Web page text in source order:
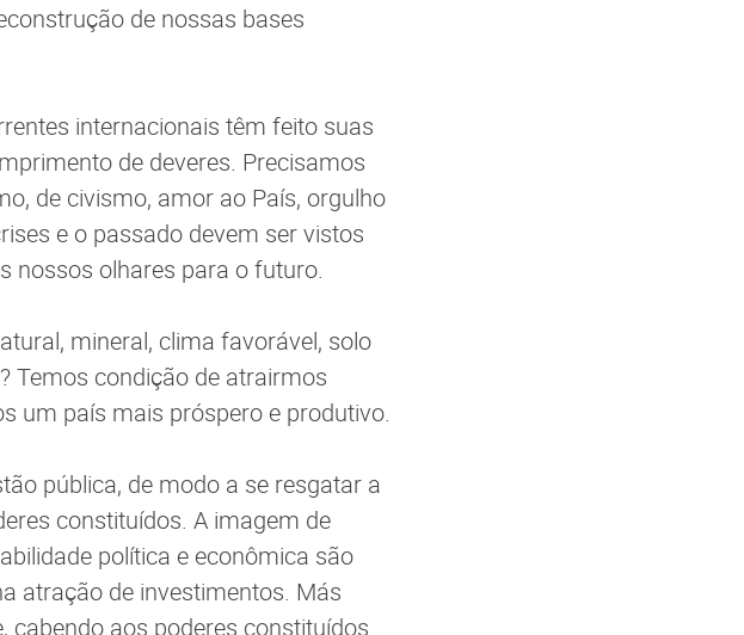
de nossas bases
internacionais têm feito suas
de deveres. Precisamos
de civismo, amor ao País, orgulho
e o passado devem ser vistos
nossos olhares para o futuro.
mineral, clima favorável, solo
Temos condição de atrairmos
um país mais próspero e produtivo.
pública, de modo a se resgatar a
constituídos. A imagem de
política e econômica são
atração de investimentos. Más
cabendo aos poderes constituídos